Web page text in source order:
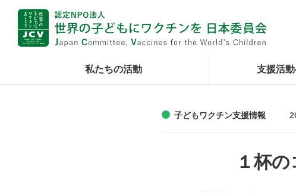
私たちの活動 支援活
子どもワクチン支援情報
１杯